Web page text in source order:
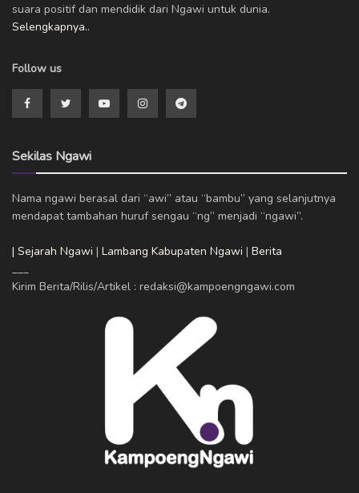
suara positif dan mendidik dari Ngawi untuk dunia.
Selengkapnya..
Follow us
Sekilas Ngawi
Nama ngawi berasal dari “awi” atau “bambu” yang selanjutnya
mendapat tambahan huruf sengau “ng” menjadi “ngawi”.
| Sejarah Ngawi | Lambang Kabupaten Ngawi | Berita
Kirim Berita/Rilis/Artikel : redaksi@kampoengngawi.com